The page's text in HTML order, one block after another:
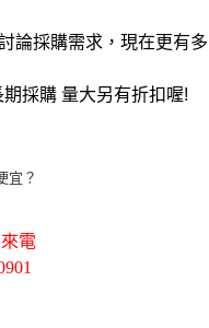
論採購需求，現在更有多
採購 量大另有折扣喔!
宜？
電